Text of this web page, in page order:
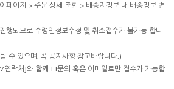
페이지 > 주문 상세 조회 > 배송지정보 내 배송정보 변
행되므로 수령인정보수정 및 취소접수가 불가능 합니
수 있으며, 꼭 공지사항 참고바랍니다.)
락처]와 함께 1:1문의 혹은 이메일로만 접수가 가능합